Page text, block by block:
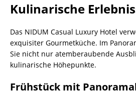
Kulinarische
Das NIDUM Casual Luxury Hotel
exquisiter Gourmetküche. Im
Sie nicht nur atemberaubende
kulinarische Höhepunkte.
Frühstück mit